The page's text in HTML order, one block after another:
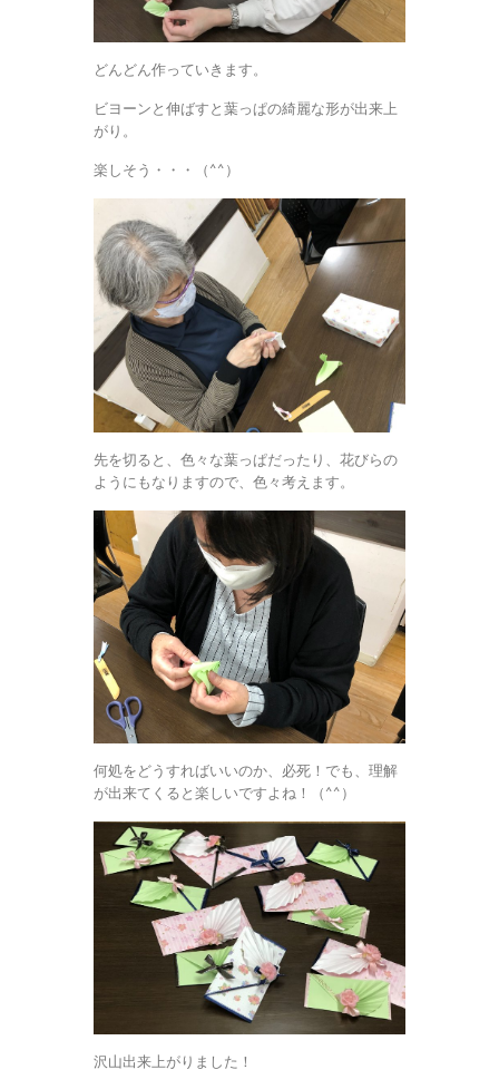
どんどん作っていきます。
ビヨーンと伸ばすと葉っぱの綺麗な形が出来上
がり。
楽しそう・・・（^^）
先を切ると、色々な葉っぱだったり、花びらの
ようにもなりますので、色々考えます。
何処をどうすればいいのか、必死！でも、理解
が出来てくると楽しいですよね！（^^）
沢山出来上がりました！